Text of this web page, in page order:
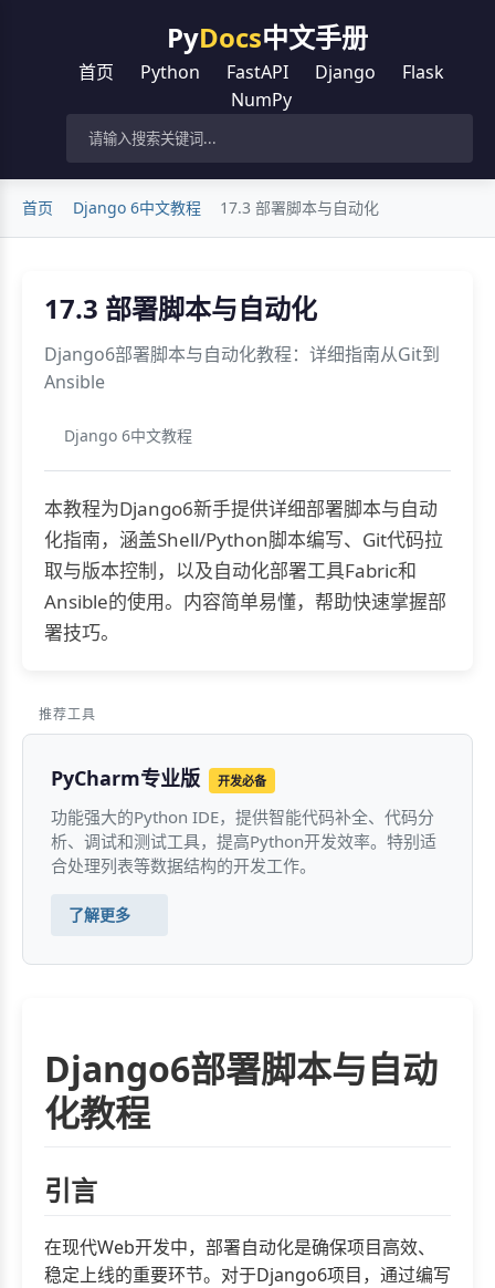
PyDocs中文手册
首页 Python FastAPI Django
Flask
NumPy
首页 Django 6中文教程 17.3 部署脚本与自动化
17.3 部署脚本与自动化
Django6部署脚本与自动化教程：详细指南从Git到
Ansible
Django 6中文教程
本教程为Django6新手提供详细部署脚本与自动
化指南，涵盖Shell/Python脚本编写、Git代码拉
取与版本控制，以及自动化部署工具Fabric和
Ansible的使用。内容简单易懂，帮助快速掌握部
署技巧。
推荐工具
PyCharm专业版 开发必备
功能强大的Python IDE，提供智能代码补全、代码分
析、调试和测试工具，提高Python开发效率。特别适
合处理列表等数据结构的开发工作。
了解更多
Django6部署脚本与自动
化教程
引言
在现代Web开发中，部署自动化是确保项目高效、
稳定上线的重要环节。对于Django6项目，通过编写